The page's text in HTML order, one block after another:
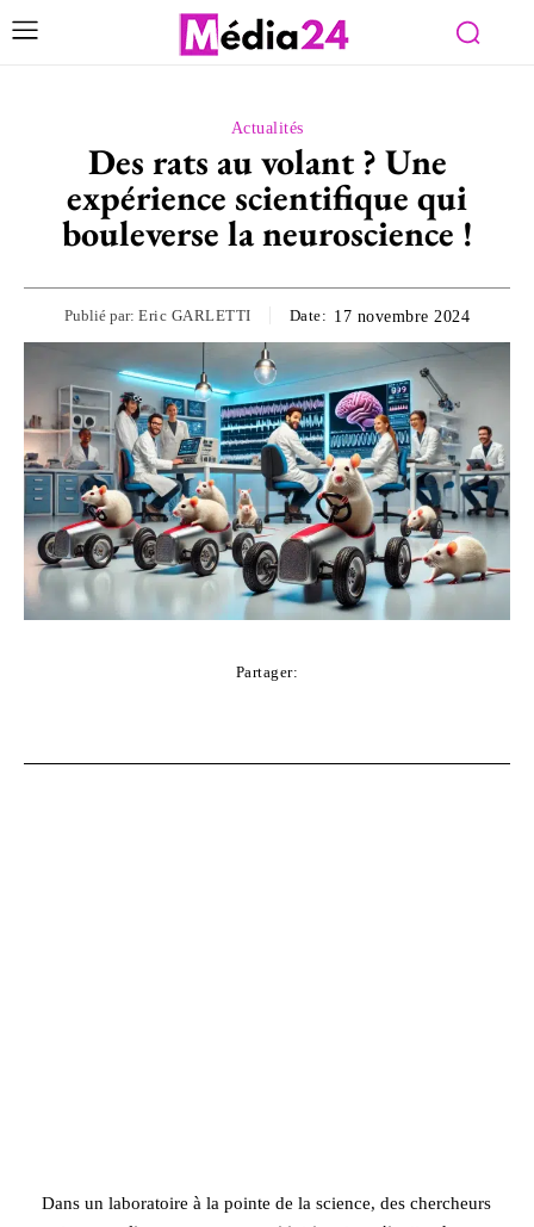
Actualités
Des rats au volant ? Une
expérience scientifique qui
bouleverse la neuroscience !
Publié par: Eric GARLETTI Date: 17 novembre 2024
Partager:
Dans un laboratoire à la pointe de la science, des chercheurs